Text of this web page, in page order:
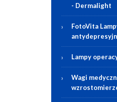
- Dermalight
FotoVita
Lampy
Wagi